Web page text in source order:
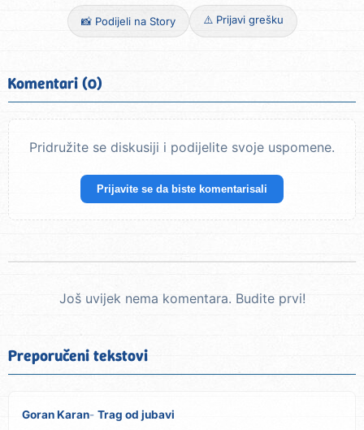
📸 Podijeli na Story ⚠️ Prijavi grešku
Komentari (0)
Pridružite se diskusiji i podijelite svoje uspomene.
Prijavite se da biste komentarisali
Još uvijek nema komentara. Budite prvi!
Preporučeni tekstovi
Goran Karan Trag od jubavi